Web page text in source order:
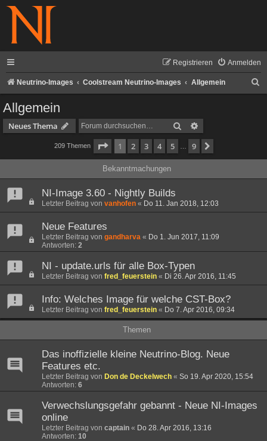
Anmelden
Registrieren
Neutrino-Images Coolstream Neutrino-Images Allgemein
Allgemein
Neues Thema Suche
209 Themen Seite 1von
1 2 3 4 5 9
Bekanntmachungen
NI-Image 3.60 - Nightly Builds
Letzter Beitrag von vanhofen « Do 11. Jan 2018, 12:03
Neue Features
Letzter Beitrag von gandharva « Do 1. Jun 2017, 11:09
Antworten: 2
NI - update.urls für alle Box-Typen
Letzter Beitrag von fred_feuerstein « Di 26. Apr 2016, 11:45
Info: Welches Image für welche CST-Box?
Letzter Beitrag von fred_feuerstein « Do 7. Apr 2016, 09:34
Themen
Das inoffizielle kleine Neutrino-Blog. Neue
Features etc.
Letzter Beitrag von Don de Deckelwech « So 19. Apr 2020, 15:54
Antworten: 6
Verwechslungsgefahr gebannt - Neue NI-Images
online
Letzter Beitrag von captain « Do 28. Apr 2016, 13:16
Antworten: 10